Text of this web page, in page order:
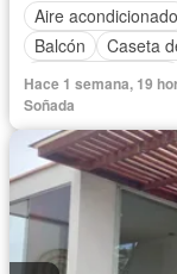
Aire acondicionado
Balcón
Caseta
Cuarto de servicio
Seguridad
Hace 1 semana, 19
Soñada